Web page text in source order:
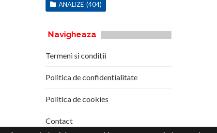
ANALIZE (404)
Navigheaza
Termeni si conditii
Politica de confidentialitate
Politica de cookies
Contact